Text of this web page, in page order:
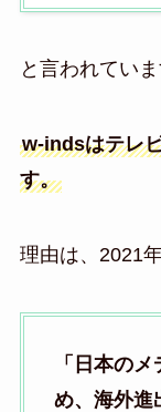
と言われていま
w-indsはテレ
す。
理由は、2021
「日本の
め、海外進